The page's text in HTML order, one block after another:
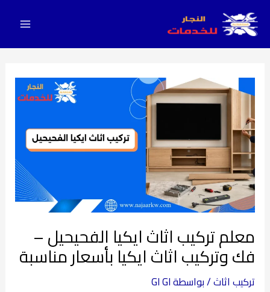
تخطي
إلى
المحتوى
معلم تركيب اثاث ايكيا الفحيحيل –
فك وتركيب اثاث ايكيا بأسعار مناسبة
تركيب اثاث/ بواسطةGI GI
معلم
تركيب
اثاث
ايكيا
الفحيحيل
–
فك
وتركيب
اثاث
ايكيا
بأسعار
مناسبة